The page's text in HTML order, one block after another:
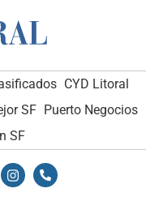
CYD Litoral
SF Puerto Negocios
SF